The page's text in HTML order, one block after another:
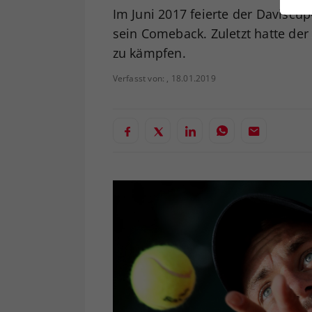
Im Juni 2017 feierte der
sein Comeback. Zuletzt hatte
zu kämpfen.
Verfasst von: , 18.01.2019